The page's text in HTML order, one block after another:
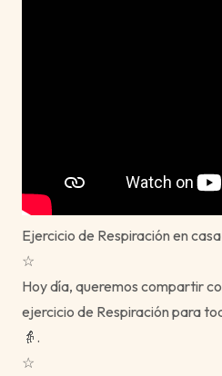
Ejercicio de Respiración en
☆
Hoy día, queremos compartir
ejercicio de Respiración para
👵.
☆